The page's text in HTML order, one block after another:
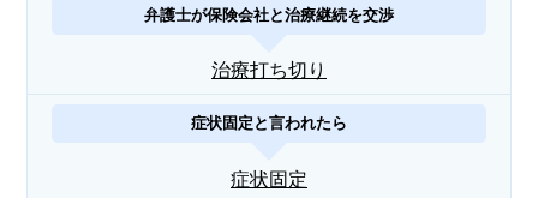
弁護士が保険会社と治療継続を交渉
治療打ち切り
症状固定と言われたら
症状固定